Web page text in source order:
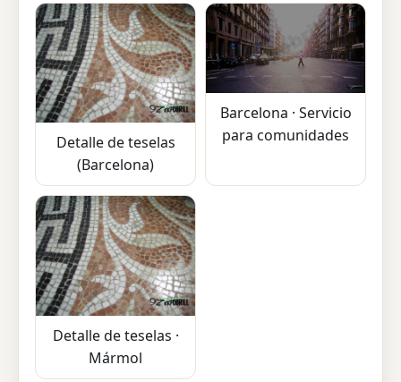
Detalle de teselas
(Barcelona)
Barcelona · Servicio
para comunidades
Detalle de teselas ·
Mármol